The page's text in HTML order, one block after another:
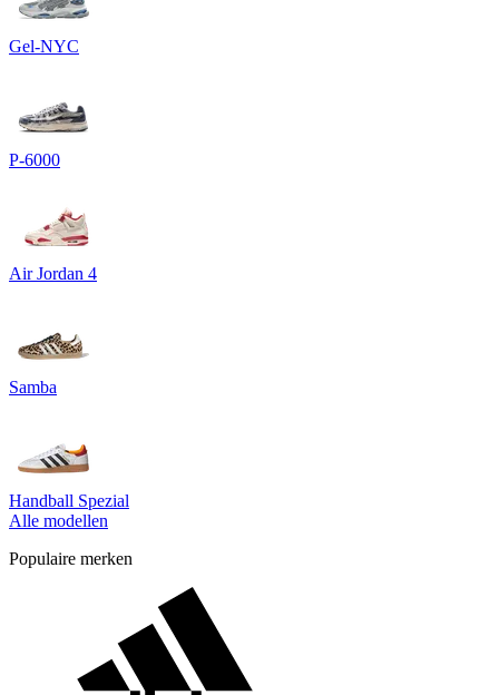
Gel-NYC
P-6000
Air Jordan 4
Samba
Handball Spezial
Alle modellen
Populaire merken